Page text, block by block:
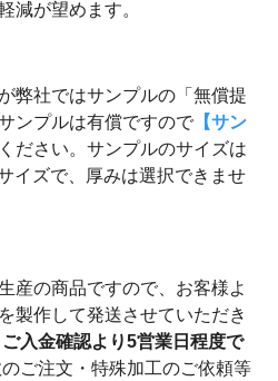
減が望めます。
弊社ではサンプルの「無償提
ンプルは有償ですので 【サン
ださい。サンプルのサイズは
イズで、厚みは選択できませ
産の商品ですので、お客様よ
製作して発送させていただき
ご入金確認より5営業日程度で
ご注文・特殊加工のご依頼等